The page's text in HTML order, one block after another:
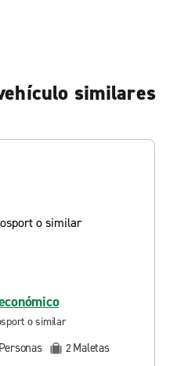
similares
o similar
Personas 2Maletas